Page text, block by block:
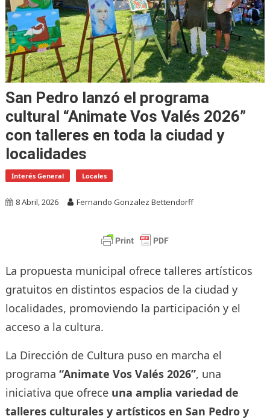
San Pedro lanzó el programa
cultural “Animate Vos Valés 2026”
con talleres en toda la ciudad y
localidades
Interés General Locales
8 Abril, 2026 Fernando Gonzalez Bettendorff
La propuesta municipal ofrece talleres artísticos
gratuitos en distintos espacios de la ciudad y
localidades, promoviendo la participación y el
acceso a la cultura.
La Dirección de Cultura puso en marcha el
programa “Animate Vos Valés 2026”, una
iniciativa que ofrece una amplia variedad de
talleres culturales y artísticos en San Pedro y